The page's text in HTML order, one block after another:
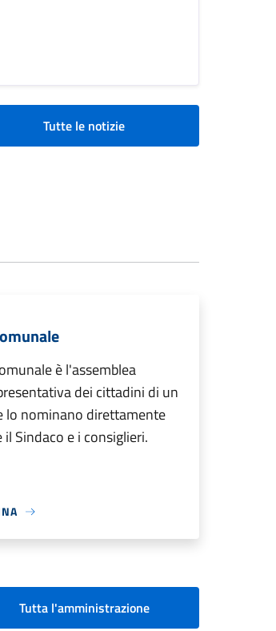
Tutte le notizie
è l'assemblea
dei cittadini di un
lo nominano direttamente
Sindaco e i consiglieri.
Tutta l'amministrazione